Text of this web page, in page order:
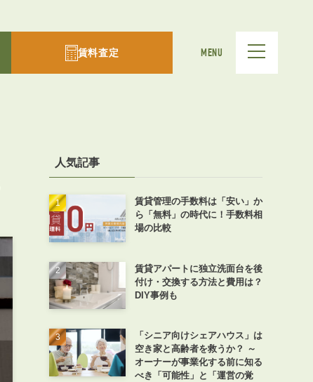
賃料査定 MENU
人気記事
賃貸管理の手数料は「安い」か
ら「無料」の時代に！手数料相
場の比較
賃貸アパートに独立洗面台を後
付け・交換する方法と費用は？
DIY事例も
「シニア向けシェアハウス」は
空き家と高齢者を救うか？ ～
オーナーが事業化する前に知る
べき「可能性」と「運営の覚